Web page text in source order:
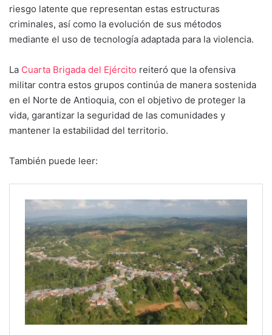
riesgo latente que representan estas estructuras
criminales, así como la evolución de sus métodos
mediante el uso de tecnología adaptada para la violencia.
La Cuarta Brigada del Ejército reiteró que la ofensiva
militar contra estos grupos continúa de manera sostenida
en el Norte de Antioquia, con el objetivo de proteger la
vida, garantizar la seguridad de las comunidades y
mantener la estabilidad del territorio.
También puede leer: